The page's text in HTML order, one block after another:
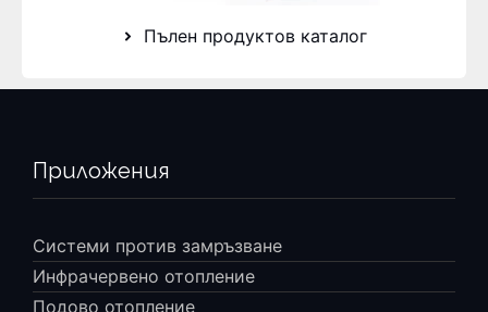
Пълен продуктов каталог
Приложения
Системи против замръзване
Инфрачервено отопление
Подово отопление